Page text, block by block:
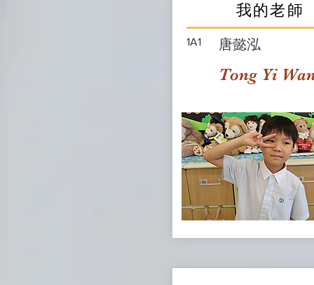
我的老師
1A1 唐懿泓
Tong Yi